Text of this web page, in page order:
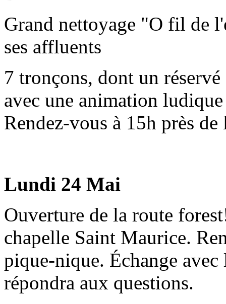
Grand nettoyage "O fil de
ses affluents
7 tronçons, dont un
avec une animation
Rendez-vous à 15h près
Lundi 24 Mai
Ouverture de la route
chapelle Saint Maurice.
pique-nique. Échange
répondra aux questions.